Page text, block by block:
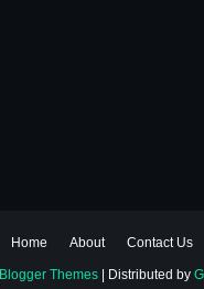
Home About Contact Us
Blogger Themes| Distributed by